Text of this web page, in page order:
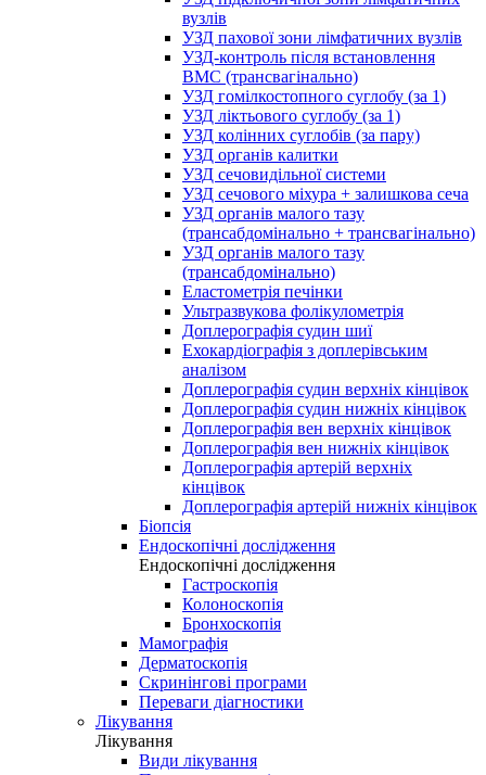
вузлів
УЗД пахової зони лімфатичних вузлів
УЗД-контроль після встановлення
ВМС (трансвагінально)
УЗД гомілкостопного суглобу (за 1)
УЗД ліктьового суглобу (за 1)
УЗД колінних суглобів (за пару)
УЗД органів калитки
УЗД сечовидільної системи
УЗД сечового міхура + залишкова сеча
УЗД органів малого тазу
(трансабдомінально + трансвагінально)
УЗД органів малого тазу
(трансабдомінально)
Еластометрія печінки
Ультразвукова фолікулометрія
Доплерографія судин шиї
Ехокардіографія з доплерівським
аналізом
Доплерографія судин верхніх кінцівок
Доплерографія судин нижніх кінцівок
Доплерографія вен верхніх кінцівок
Доплерографія вен нижніх кінцівок
Доплерографія артерій верхніх
кінцівок
Доплерографія артерій нижніх кінцівок
Біопсія
Ендоскопічні дослідження
Ендоскопічні дослідження
Гастроскопія
Колоноскопія
Бронхоскопія
Мамографія
Дерматоскопія
Скринінгові програми
Переваги діагностики
Лікування
Лікування
Види лікування